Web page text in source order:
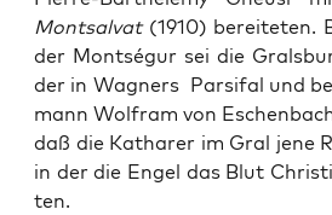
Montsal­vat(1910) bere­it­eten.
der Montségur sei die
der in Wag­n­ers Par­si­fal und
mann Wol­fram von
daß die Kathar­er im Gral jene
in der die Engel das Blut
ten.